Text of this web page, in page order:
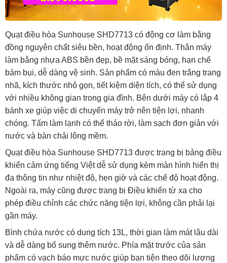
Quạt điều hòa Sunhouse SHD7713 có động cơ làm bằng
đồng nguyên chất siêu bền, hoạt động ổn định. Thân máy
làm bằng nhựa ABS bền đẹp, bề mặt sáng bóng, hạn chế
bám bụi, dễ dàng vệ sinh. Sản phẩm có màu đen trắng trang
nhã, kích thước nhỏ gọn, tiết kiệm diện tích, có thể sử dụng
với nhiều không gian trong gia đình. Bên dưới máy có lắp 4
bánh xe giúp việc di chuyển máy trở nên tiện lợi, nhanh
chóng. Tấm làm lạnh có thể tháo rời, làm sạch đơn giản với
nước và bàn chải lông mềm.
Quạt điều hòa Sunhouse SHD7713 được trang bị bảng điều
khiển cảm ứng tiếng Việt dễ sử dụng kèm màn hình hiển thị
đa thông tin như nhiệt độ, hẹn giờ và các chế độ hoạt động.
Ngoài ra, máy cũng được trang bị Điều khiển từ xa cho
phép điều chỉnh các chức năng tiện lợi, không cần phải lại
gần máy.
Bình chứa nước có dung tích 13L, thời gian làm mát lâu dài
và dễ dàng bổ sung thêm nước. Phía mặt trước của sản
phẩm có vạch báo mực nước giúp bạn tiện theo dõi lượng